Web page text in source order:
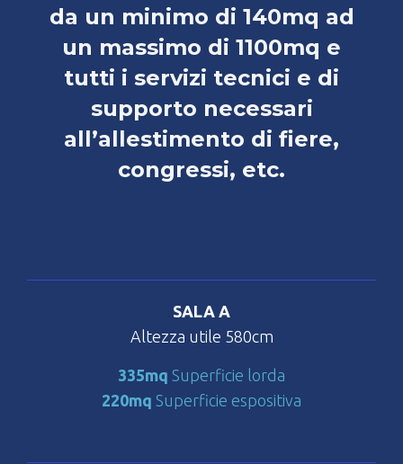
da un minimo di 140mq ad
un massimo di 1100mq e
tutti i servizi tecnici e di
supporto necessari
all’allestimento di fiere,
congressi, etc.
SALA A
Altezza utile 580cm
335mq Superficie lorda
220mq Superficie espositiva